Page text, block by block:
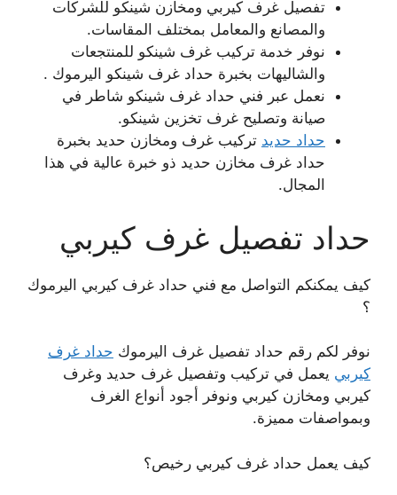
تفصيل غرف كيربي ومخازن شينكو للشركات
والمصانع والمعامل بمختلف المقاسات.
نوفر خدمة تركيب غرف شينكو للمنتجعات
والشاليهات بخبرة حداد غرف شينكو اليرموك .
نعمل عبر فني حداد غرف شينكو شاطر في
صيانة وتصليح غرف تخزين شينكو.
حداد حديد تركيب غرف ومخازن حديد بخبرة
حداد غرف مخازن حديد ذو خبرة عالية في هذا
المجال.
حداد تفصيل غرف كيربي
كيف يمكنكم التواصل مع فني حداد غرف كيربي اليرموك
؟
نوفر لكم رقم حداد تفصيل غرف اليرموك حداد غرف
كيربي يعمل في تركيب وتفصيل غرف حديد وغرف
كيربي ومخازن كيربي ونوفر أجود أنواع الغرف
وبمواصفات مميزة.
كيف يعمل حداد غرف كيربي رخيص؟